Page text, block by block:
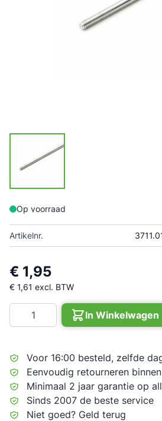
Op voorraad
Artikelnr.
€ 1,95
€ 1,61 excl. BTW
Aantal
In Winkelwagen
Voor 16:00 besteld, zelfde
Eenvoudig retourneren
Minimaal 2 jaar garantie op
Sinds 2007 de beste service
Niet goed? Geld terug